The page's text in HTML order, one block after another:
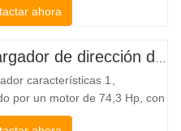
Bomba hidráulica
multifuncional de Italia
de nivelación automática Freno
Cucharón estándar El
ahora
características 1、
por un motor de 74,3 Hp, con
de arranque del cucharón